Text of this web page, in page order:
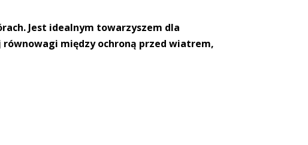
Jest idealnym towarzyszem dla
między ochroną przed wiatrem,